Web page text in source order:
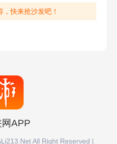
4月13日
快来抢沙发吧！
APP
All Right Reserved |